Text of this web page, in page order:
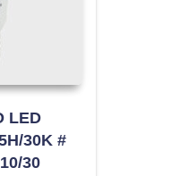
LED
30K #
30